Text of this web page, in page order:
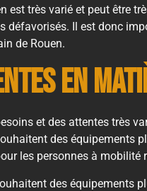
est très varié et peut être
défavorisés. Il est donc
de Rouen.
en
et des attentes très
des
les personnes à mobilité
des équipements